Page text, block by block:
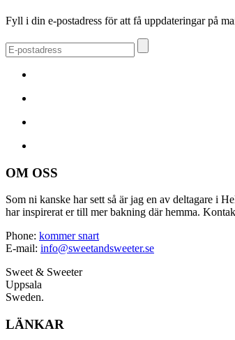
Fyll i din e-postadress för att få uppdateringar på
OM OSS
Som ni kanske har sett så är jag en av deltagare i
har inspirerat er till mer bakning där hemma.
Phone: kommer snart
E-mail: info@sweetandsweeter.se
Sweet & Sweeter
Uppsala
Sweden.
LÄNKAR